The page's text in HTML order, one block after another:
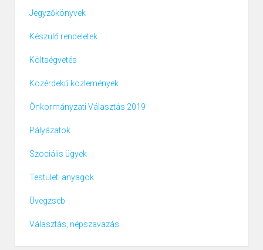
Jegyzőkönyvek
Készülő rendeletek
Költségvetés
Közérdekű közlemények
Önkormányzati Választás 2019
Pályázatok
Szociális ügyek
Testületi anyagok
Üvegzseb
Választás, népszavazás